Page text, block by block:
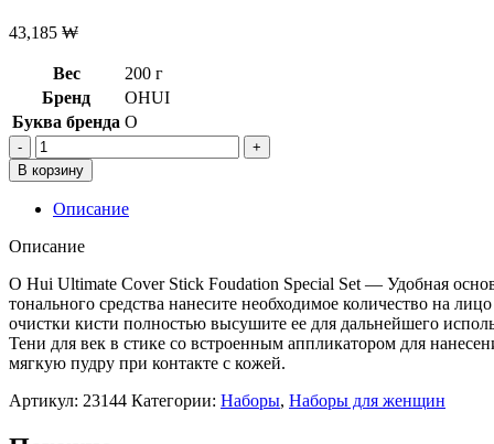
43,185 ₩
Вес
200 г
Бренд
OHUI
Буква бренда O
Количество
товара
Набор
для
макияжа:Крем-
корректор
грТени
для
век
в
стике
HUI
В корзину
Описание
Описание
O Hui Ultimate Cover Stick Foudation Special Set — Удобная
тонального средства нанесите необходимое количество на
очистки кисти полностью высушите ее для дальнейшего
Тени для век в стике со встроенным аппликатором для
мягкую пудру при контакте с кожей.
Артикул: 23144 Категории: Наборы, Наборы для женщин